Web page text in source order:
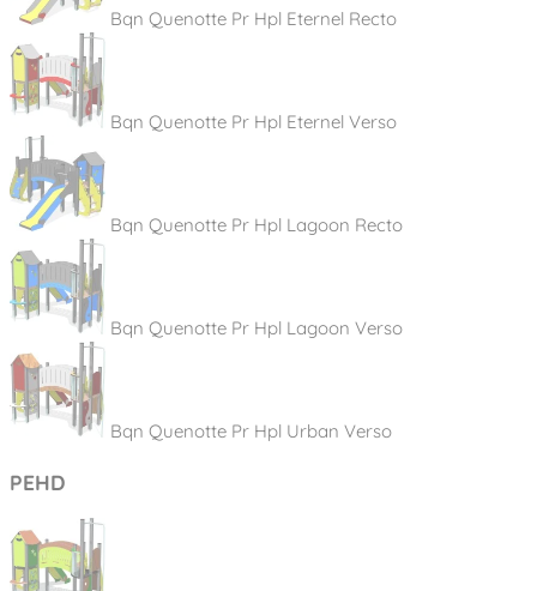
Bqn Quenotte Pr Hpl Eternel Recto
Bqn Quenotte Pr Hpl Eternel Verso
Bqn Quenotte Pr Hpl Lagoon Recto
Bqn Quenotte Pr Hpl Lagoon Verso
Bqn Quenotte Pr Hpl Urban Verso
PEHD